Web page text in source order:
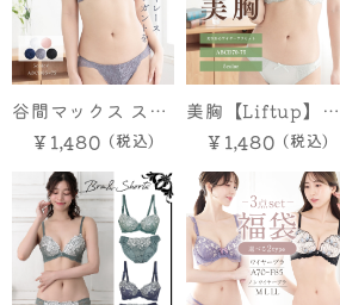
谷間マックス スト
レッチレース ブラ
＆ショーツ
￥1,480
美胸【Liftup】光
沢レースワイヤー
ブラ＆ショーツ
￥1,480